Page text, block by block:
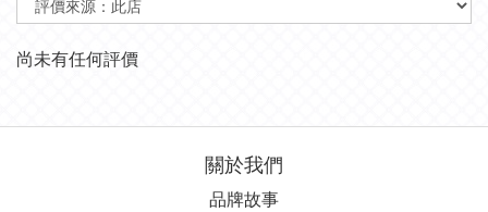
尚未有任何評價
關於我們
品牌故事